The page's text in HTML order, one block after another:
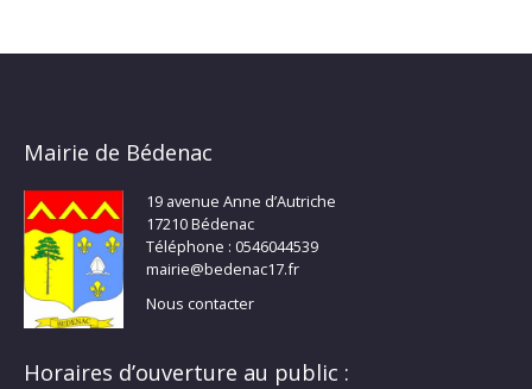
Mairie de Bédenac
19 avenue Anne d’Autriche
17210 Bédenac
Téléphone : 0546044539
mairie@bedenac17.fr
Nous contacter
Horaires d’ouverture au public :